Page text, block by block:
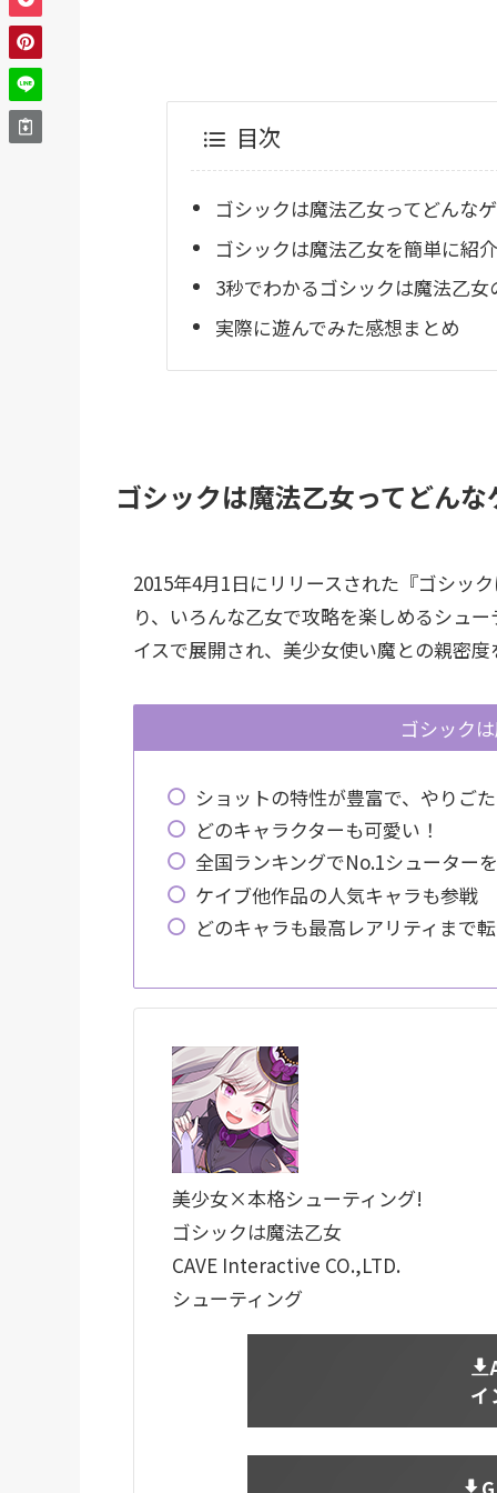
目次
ゴシックは魔法乙女ってどんな
ゴシックは魔法乙女を簡単に紹介
3秒でわかるゴシックは魔法乙女
実際に遊んでみた感想まとめ
ゴシックは魔法乙女ってどんな
2015年4月1日にリリースされた『ゴシッ
り、いろんな乙女で攻略を楽しめるシュ
イスで展開され、美少女使い魔との親密
ゴシック
ショットの特性が豊富で、やりご
どのキャラクターも可愛い！
全国ランキングでNo.1シューター
ケイブ他作品の人気キャラも参戦
どのキャラも最高レアリティまで
美少女×本格シューティング!
ゴシックは魔法乙女
CAVE Interactive CO.,LTD.
シューティング
イ